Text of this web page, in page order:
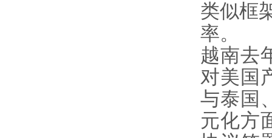
类似框
率。
越南去
对美国
与泰国
元化方